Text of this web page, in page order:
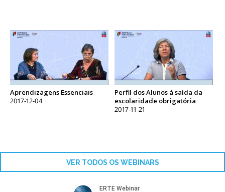
VER TODOS OS WEBINARS
Aprendizagens Essenciais
2017-12-04
Perfil dos Alunos à saída da
escolaridade obrigatória
2017-11-21